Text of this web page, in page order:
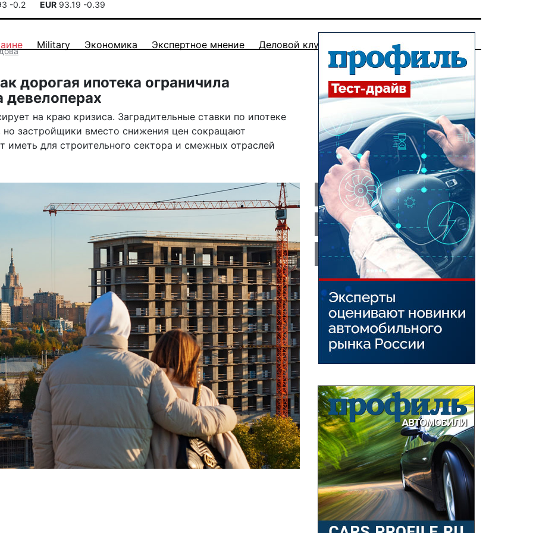
-0.2 EUR 93.19 -0.39
Military Экономика Экспертное мнение Деловой клуб
дорогая ипотека ограничила
девелоперах
на краю кризиса. Заградительные ставки по ипотеке
застройщики вместо снижения цен сокращают
для строительного сектора и смежных отраслей